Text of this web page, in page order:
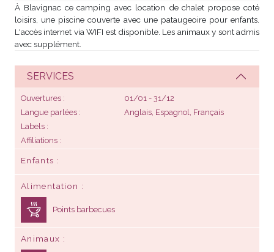
À Blavignac ce camping avec location de chalet propose coté
loisirs, une piscine couverte avec une pataugeoire pour enfants.
L'accès internet via WIFI est disponible. Les animaux y sont admis
avec supplément.
SERVICES
Ouvertures
01/01 - 31/12
Langue parlées
Anglais, Espagnol, Français
Labels
Affiliations
Enfants
Alimentation
Points barbecues
Animaux